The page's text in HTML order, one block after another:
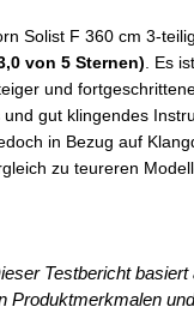
Solist F 360 cm 3-
von 5 Sternen). Es
und
gut klingendes
in Bezug auf
zu teureren
Testbericht basiert
Produktmerkmalen und